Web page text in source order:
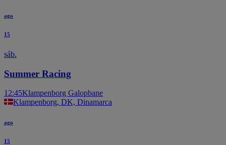
ago
15
sáb.
Summer Racing
12:45Klampenborg Galopbane
Klampenborg, DK, Dinamarca
ago
15